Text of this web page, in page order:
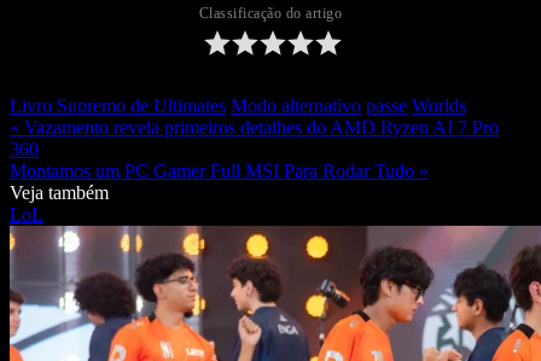
Classificação do artigo
Livro Supremo de Ultimates Modo alternativo passe Worlds
« Vazamento revela primeiros detalhes do AMD Ryzen AI 7 Pro
360
Montamos um PC Gamer Full MSI Para Rodar Tudo »
Veja também
LoL